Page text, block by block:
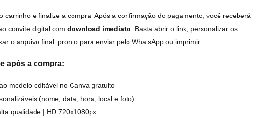
carrinho e finalize a compra. Após a confirmação do pagamento, você receberá
convite digital com download imediato. Basta abrir o link, personalizar os
o arquivo final, pronto para enviar pelo WhatsApp ou imprimir.
após a compra:
modelo editável no Canva gratuito
(nome, data, hora, local e foto)
qualidade | HD 720x1080px